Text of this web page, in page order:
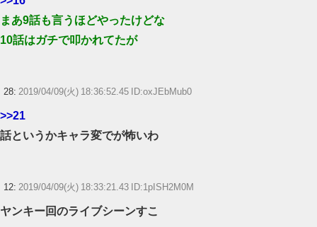
まあ9話も言うほどやったけどな
10話はガチで叩かれてたが
28: 2019/04/09(火) 18:36:52.45 ID:oxJEbMub0
>>21
話というかキャラ変でが怖いわ
12: 2019/04/09(火) 18:33:21.43 ID:1pISH2M0M
ヤンキー回のライブシーンすこ